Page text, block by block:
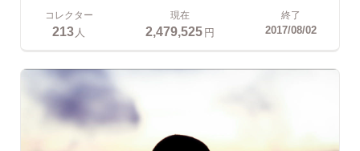
コレクター
213 人
現在
2,479,525円
終了
2017/08/02